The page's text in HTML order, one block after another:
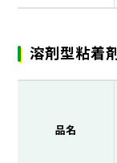
溶剤型粘着
品名